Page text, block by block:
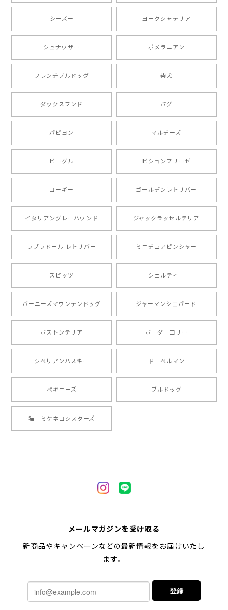
【 自然に囲まれた ダックスフンド 】 キャニスター 保存容器 お家用 プレゼント 犬 ペット うちの子 犬グッズ
【 ボーダーコリー 水彩画風 毛色4色 】 手帳 スマホケース 犬 うちの子 iPhone & Android
ったです。 ご連絡が取りづらい点だけ少し不安になり
ましたが、商品の素敵さでチャラです。 本当に可愛
い。ありがとうございます。
2024/10/28
注文受領連絡が無かったのでハラハラしましたが… 可
愛い商品が届きました！大満足です♪
【 自然に囲まれた ポメラニアン 】マグカップ 犬 ペット うちの子 犬グッズ ギフト プレゼント 母の日
りまして、元気な時の顔がそっくりだったので、注文し
ました。ありがとうございました。
2024/05/22
2024/05/04
【 柴犬 毛色3色】マグカップ お家用 プレゼント コーギーブラザーズ 犬 うちの子
2024/02/10
シーズー ヨークシャテリア
シュナウザー ポメラニアン
フレンチブルドッグ 柴犬
ダックスフンド パグ
パピヨン マルチーズ
ビーグル ビションフリーゼ
コーギー ゴールデンレトリバー
イタリアングレーハウンド ジャックラッセルテリア
ラブラドール レトリバー ミニチュアピンシャー
スピッツ シェルティー
バーニーズマウンテンドッグ ジャーマンシェパード
ボストンテリア ボーダーコリー
シベリアンハスキー ドーベルマン
ペキニーズ ブルドッグ
猫 ミケネコシスターズ
メールマガジンを受け取る
新商品やキャンペーンなどの最新情報をお届けいたし
ます。
登録